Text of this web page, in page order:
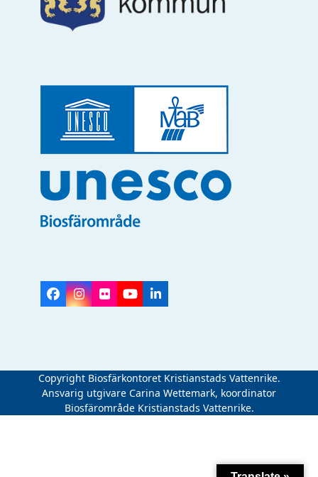
Facebook
Instagram
FlickrYouTubeLinkedIn
Copyright Biosfärkontoret Kristianstads Vattenrike.
Ansvarig utgivare Carina Wettemark, koordinator
Biosfärområde Kristianstads Vattenrike.